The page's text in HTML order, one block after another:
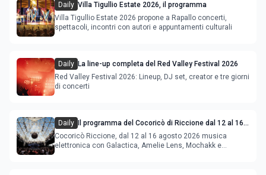
Daily Villa Tigullio Estate 2026, il programma
Villa Tigullio Estate 2026 propone a Rapallo concerti,
spettacoli, incontri con autori e appuntamenti culturali
Daily La line-up completa del Red Valley Festival 2026
Red Valley Festival 2026: Lineup, DJ set, creator e tre giorni
di concerti
Daily
Il programma del Cocoricò di Riccione dal 12 al 16
agosto 2026
Cocoricò Riccione, dal 12 al 16 agosto 2026 musica
elettronica con Galactica, Amelie Lens, Mochakk e